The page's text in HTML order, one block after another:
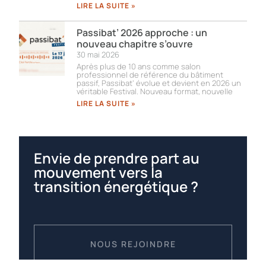
LIRE LA SUITE »
Passibat’ 2026 approche : un
nouveau chapitre s’ouvre
30 mai 2026
Après plus de 10 ans comme salon
professionnel de référence du bâtiment
passif, Passibat’ évolue et devient en 2026 un
véritable Festival. Nouveau format, nouvelle
LIRE LA SUITE »
Envie de prendre part au
mouvement vers la
transition énergétique ?